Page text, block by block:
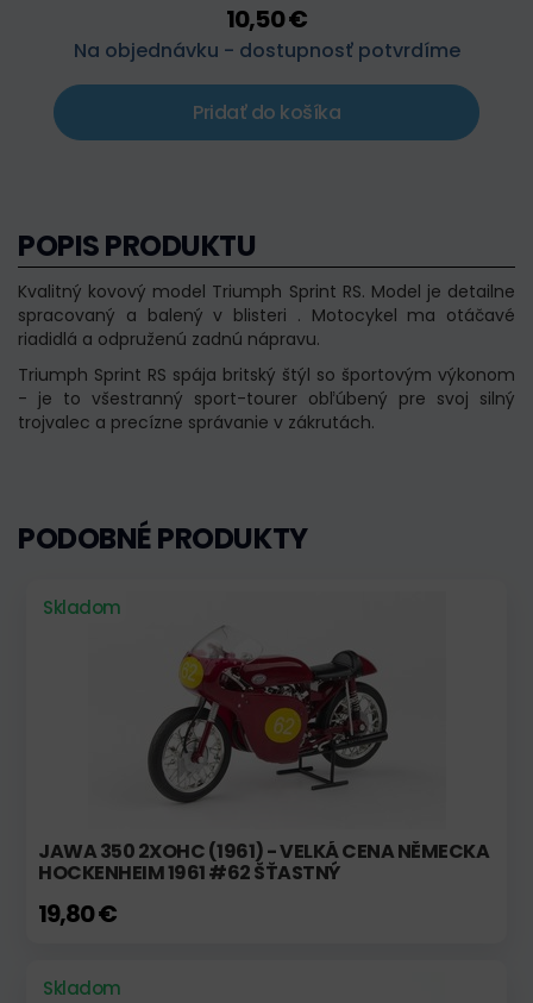
10,50 €
Na objednávku - dostupnosť potvrdíme
Pridať do košíka
POPIS PRODUKTU
Kvalitný kovový model Triumph Sprint RS. Model je detailne
spracovaný a balený v blisteri . Motocykel ma otáčavé
riadidlá a odpruženú zadnú nápravu.
Triumph Sprint RS spája britský štýl so športovým výkonom
- je to všestranný sport-tourer obľúbený pre svoj silný
trojvalec a precízne správanie v zákrutách.
PODOBNÉ PRODUKTY
Skladom
JAWA 350 2XOHC (1961) - VELKÁ CENA NĚMECKA
HOCKENHEIM 1961 #62 ŠŤASTNÝ
19,80 €
Skladom